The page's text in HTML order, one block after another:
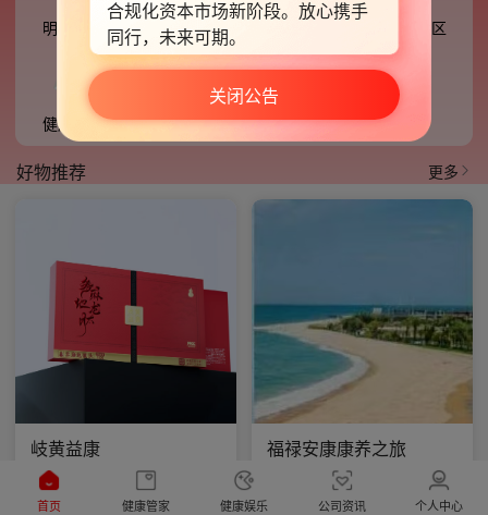
明德畅聊 健康档案 积分专区
健康产品 健康科技
好物推荐 更多 
岐黄益康
2940.00
福禄安康康养之旅
2800.00
最新版本：
更新内容：
合规化资本市场新阶段。放心携手
同行，未来可期。
咨询热线：0551-67163646。
明德康盛运营部
2026年5月25日
关闭公告
首页 健康管家 健康娱乐 公司资讯 个人中心